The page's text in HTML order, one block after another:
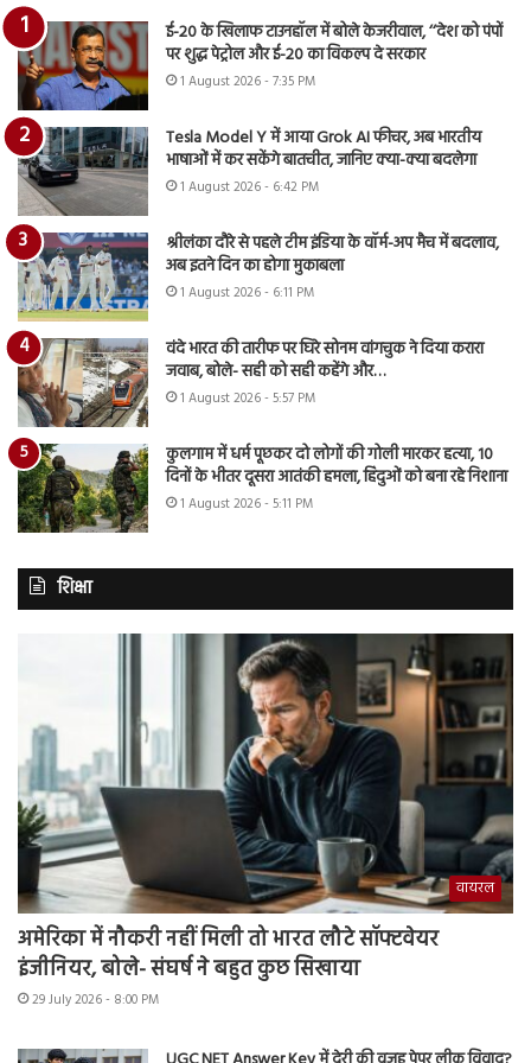
ई-20 के खिलाफ टाउनहॉल में बोले केजरीवाल, ‘‘देश को पंपों
पर शुद्ध पेट्रोल और ई-20 का विकल्प दे सरकार
1 August 2026 - 7:35 PM
Tesla Model Y में आया Grok AI फीचर, अब भारतीय
भाषाओं में कर सकेंगे बातचीत, जानिए क्या-क्या बदलेगा
1 August 2026 - 6:42 PM
श्रीलंका दौरे से पहले टीम इंडिया के वॉर्म-अप मैच में बदलाव,
अब इतने दिन का होगा मुकाबला
1 August 2026 - 6:11 PM
वंदे भारत की तारीफ पर घिरे सोनम वांगचुक ने दिया करारा
जवाब, बोले- सही को सही कहेंगे और…
1 August 2026 - 5:57 PM
कुलगाम में धर्म पूछकर दो लोगों की गोली मारकर हत्या, 10
दिनों के भीतर दूसरा आतंकी हमला, हिंदुओं को बना रहे निशाना
1 August 2026 - 5:11 PM
शिक्षा
वायरल
अमेरिका में नौकरी नहीं मिली तो भारत लौटे सॉफ्टवेयर
इंजीनियर, बोले- संघर्ष ने बहुत कुछ सिखाया
29 July 2026 - 8:00 PM